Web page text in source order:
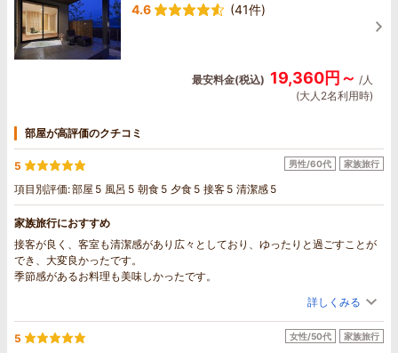
4.6
(41件)
最安料金(税込) 19,360円～ /人
(大人2名利用時)
部屋が高評価のクチコミ
5
項目別評価:部屋 5 風呂 5 朝食 5 夕食 5 接客 5 清潔感 5
男性/60代 家族旅行
家族旅行におすすめ
接客が良く、客室も清潔感があり広々としており、ゆったりと過ごすことが
でき、大変良かったです。
季節感があるお料理も美味しかったです。
詳しくみる
5
女性/50代 家族旅行